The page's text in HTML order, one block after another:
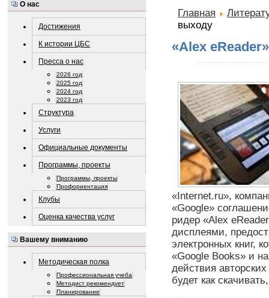
О нас
Достижения
К истории ЦБС
Пресса о нас
2026 год
2025 год
2024 год
2023 год
Структура
Услуги
Официальные документы
Программы, проекты
Программы, проекты
Профориентация
Клубы
Оценка качества услуг
Вашему вниманию
Методическая полка
Профессиональная учеба
Методист рекомендует
Планирование
Главная
выходу
«Alex
«Internet.ru»,
«Google»
ридер «Alex
дисплеями,
электронных книг,
«Google Books» и
действия
будет как